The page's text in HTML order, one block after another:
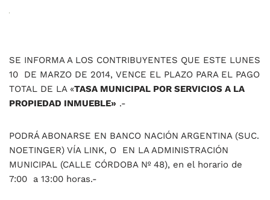
SE INFORMA A LOS CONTRIBUYENTES QUE ESTE LUNES
10 DE MARZO DE 2014, VENCE EL PLAZO PARA EL PAGO
TOTAL DE LA «TASA MUNICIPAL POR SERVICIOS A LA
PROPIEDAD INMUEBLE» .-
PODRÁ ABONARSE EN BANCO NACIÓN ARGENTINA (SUC.
NOETINGER) VÍA LINK, O EN LA ADMINISTRACIÓN
MUNICIPAL (CALLE CÓRDOBA Nº 48), en el horario de
7:00 a 13:00 horas.-